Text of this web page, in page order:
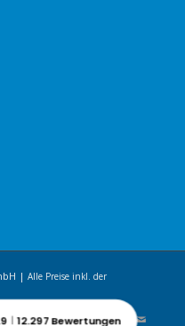
12.297 Bewertungen
| Alle Preise inkl. der